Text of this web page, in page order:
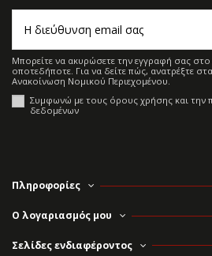
Μπορείτε να ακυρώσετε την εγγραφή σας στο
οποτεδήποτε. Για να δείτε πώς, ανατρέξτε
Ανακοίνωση Νομικού Περιεχομένου.
Συμφωνώ με τους όρους χρήσης και την
δεδομένων
Πληροφορίες
Ο λογαριασμός μου
Σελίδες ενδιαφέροντος